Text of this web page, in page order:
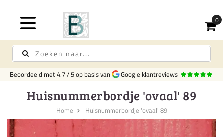
Beoordeeld met4.7/5op basis van Google klantreviews
Huisnummerbordje 'ovaal' 89
Home Huisnummerbordje 'ovaal' 89